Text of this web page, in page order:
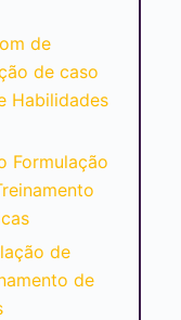
de
de caso
Habilidades
Formulação
de
de